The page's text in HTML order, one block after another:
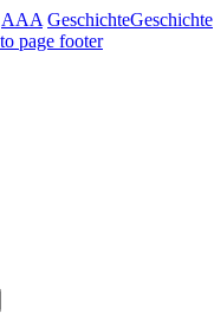
AAA GeschichteGeschichte
page footer